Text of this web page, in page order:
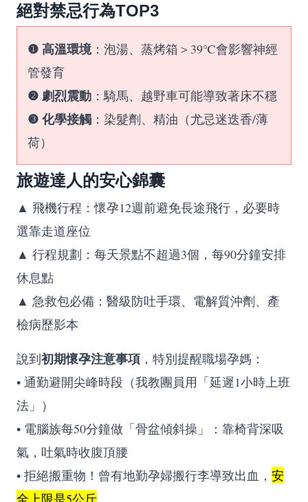
絕對禁忌行為TOP3
❶ 高溫環境：泡湯、蒸烤箱＞39℃會影響神經
管發育
❷ 劇烈震動 ：騎馬、越野車可能導致著床不穩
❸ 化學接觸 ：染髮劑、精油（尤忌迷迭香/薄
荷）
旅遊達人的安心錦囊
▲ 飛機行程：懷孕12週前避免長途飛行，必要時
選靠走道座位
▲ 行程規劃：每天景點不超過3個，每90分鐘安排
休息點
▲ 急救包必備：醫級防吐手環、電解質沖劑、產
檢病歷影本
說到初期懷孕注意事項 ，特別提醒職場孕媽：
• 通勤避開尖峰時段（我教團員用「延遲1小時上班
法」）
• 電腦族每50分鐘做「骨盆傾斜操」：靠椅背深吸
氣，吐氣時收腹頂腰
• 拒絕搬重物！曾有地勤孕婦搬行李導致出血， 安
全上限是5公斤